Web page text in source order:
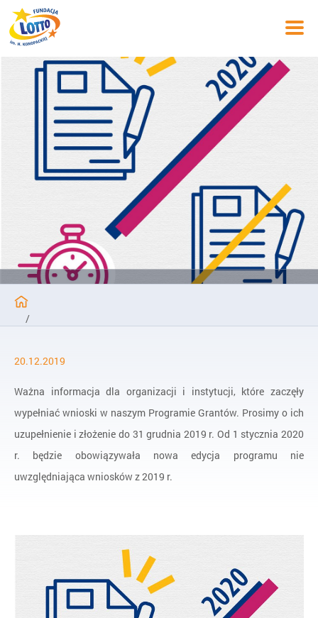
/
/
Przypominamy o wnioskach do Programu Grantów
20.12.2019
Ważna informacja dla organizacji i instytucji, które zaczęły
wypełniać wnioski w naszym Programie Grantów. Prosimy o ich
uzupełnienie i złożenie do 31 grudnia 2019 r. Od 1 stycznia 2020
r. będzie obowiązywała nowa edycja programu nie
uwzględniająca wniosków z 2019 r.